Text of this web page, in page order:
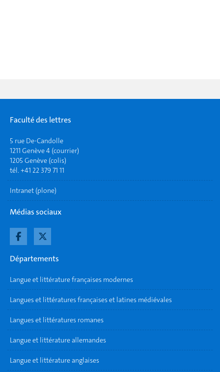
Faculté des lettres
5 rue De-Candolle
1211 Genève 4 (courrier)
1205 Genève (colis)
tél. +41 22 379 71 11
Intranet (plone)
Médias sociaux
Départements
Langue et littérature françaises modernes
Langues et littératures françaises et latines médiévales
Langues et littératures romanes
Langue et littérature allemandes
Langue et littérature anglaises